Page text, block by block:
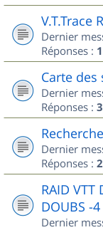
V.T.Trace
Dernier
Réponses : 1
Carte
Dernier
Réponses : 3
Dernier
Réponses : 2
RAID VTT
DOUBS -
Dernier